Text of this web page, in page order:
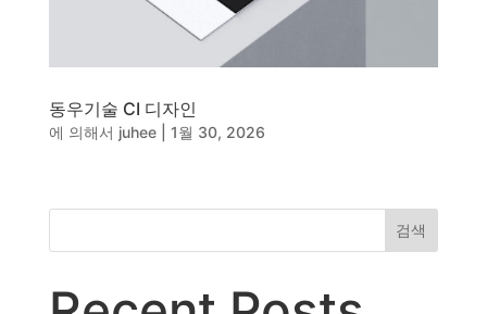
동영상 - (주)듀오백
동영상 - ㈜고피자
동영상 - 모모스커피㈜
동영상 - 킷캣
동우기술 CI 디자인
에 의해서 juhee| 1월 30, 2026
검색